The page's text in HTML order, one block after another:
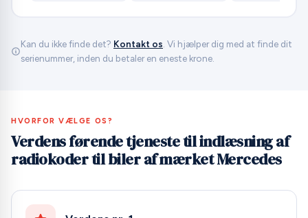
Kan du ikke finde det? Kontakt os . Vi hjælper dig med at finde dit
serienummer, inden du betaler en eneste krone.
HVORFOR VÆLGE OS?
Verdens førende tjeneste til indlæsning af
radiokoder til biler af mærket Mercedes